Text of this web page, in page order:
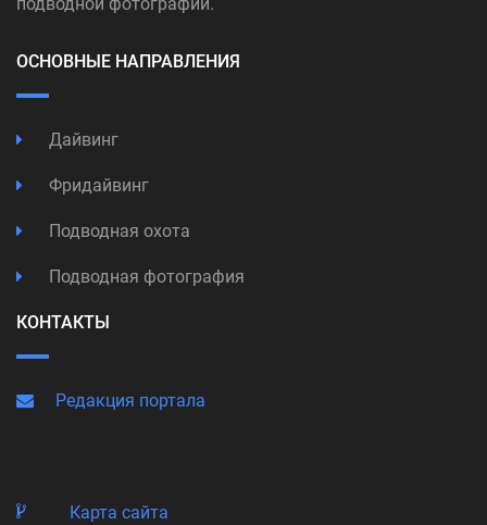
ОСНОВНЫЕ НАПРАВЛЕНИЯ
Дайвинг
Фридайвинг
Подводная охота
Подводная фотография
КОНТАКТЫ
Редакция портала
Карта сайта